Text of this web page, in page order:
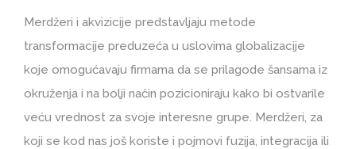
Merdžeri i akvizicije predstavljaju metode
transformacije preduzeća u uslovima globalizacije
koje omogućavaju firmama da se prilagode šansama iz
okruženja i na bolji način pozicioniraju kako bi ostvarile
veću vrednost za svoje interesne grupe. Merdžeri, za
koji se kod nas još koriste i pojmovi fuzija, integracija ili